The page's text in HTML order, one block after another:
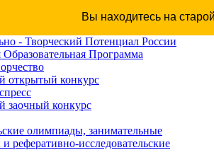
Вы находитесь на
- Творческий Потенциал России
Программа
открытый конкурс
заочный конкурс
олимпиады, занимательные
реферативно-исследовательские